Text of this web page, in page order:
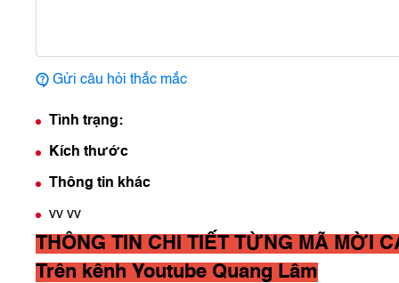
Gửi câu hỏi thắc mắc
Tình trạng:
Kích thước
Thông tin khác
vv vv
THÔNG TIN CHI TIẾT TỪNG MÃ MỜI
Trên kênh Youtube Quang Lâm